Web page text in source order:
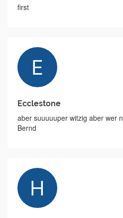
first
Ecclestone
aber suuuuuper witzig aber wer
Bernd